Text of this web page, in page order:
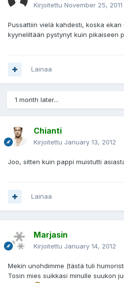
Kirjoitettu November 25, 2011
Pussattiin vielä kahdesti, koska
kyyneliltään pystynyt kuin pikaiseen
Lainaa
1 month later...
Chianti
Kirjoitettu January 13, 2012
Joo, sitten kuin pappi muistutti
Lainaa
Marjasin
Kirjoitettu January 14, 2012
Mekin unohdimme (tästä tuli
Tosin mies suikkasi minulle suukon